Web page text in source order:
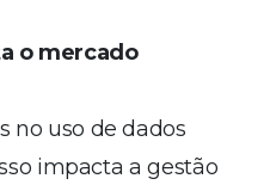
o mercado
no uso de dados
impacta a gestão